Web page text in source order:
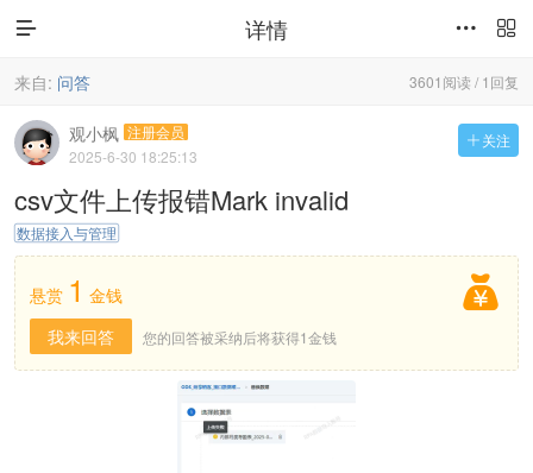
 详情 

3601阅读 / 1回复
来自: 问答
 关注
观小枫 注册会员
2025-6-30 18:25:13
csv文件上传报错Mark invalid
数据接入与管理

悬赏 1 金钱
我来回答
您的回答被采纳后将获得1金钱